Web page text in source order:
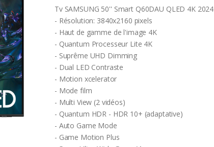
Tv SAMSUNG 50'' Smart Q60DAU QLED 4K 2024
- Résolution: 3840x2160 pixels
- Haut de gamme de l'image 4K
- Quantum Processeur Lite 4K
- Suprême UHD Dimming
- Dual LED Contraste
- Motion xcelerator
- Mode film
- Multi View (2 vidéos)
- Quantum HDR - HDR 10+ (adaptative)
- Auto Game Mode
- Game Motion Plus